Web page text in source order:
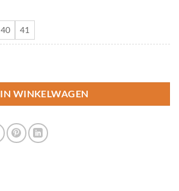
40 41
IN WINKELWAGEN